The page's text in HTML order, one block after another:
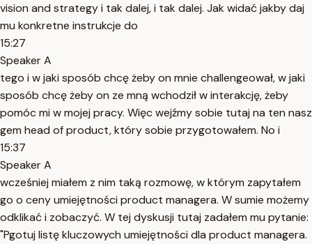
vision and strategy i tak dalej, i tak dalej. Jak widać jakby daj
mu konkretne instrukcje do
15:27
Speaker A
tego i w jaki sposób chcę żeby on mnie challengeował, w jaki
sposób chcę żeby on ze mną wchodził w interakcję, żeby
pomóc mi w mojej pracy. Więc wejźmy sobie tutaj na ten nasz
gem head of product, który sobie przygotowałem. No i
15:37
Speaker A
wcześniej miałem z nim taką rozmowę, w którym zapytałem
go o ceny umiejętności product managera. W sumie możemy
odklikać i zobaczyć. W tej dyskusji tutaj zadałem mu pytanie:
"Pgotuj listę kluczowych umiejętności dla product managera.